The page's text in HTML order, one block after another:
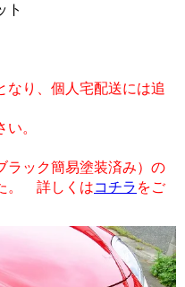
ト
り、個人宅配送には追
い。
ック簡易塗装済み）の
。 詳しくはコチラ をご